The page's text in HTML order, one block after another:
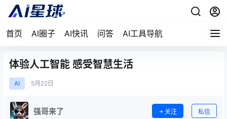
首页 AI圈子 AI快讯 问答 AI工具导航
体验人工智能 感受智慧生活
AI 5月 22日
强哥来了 关注 私信